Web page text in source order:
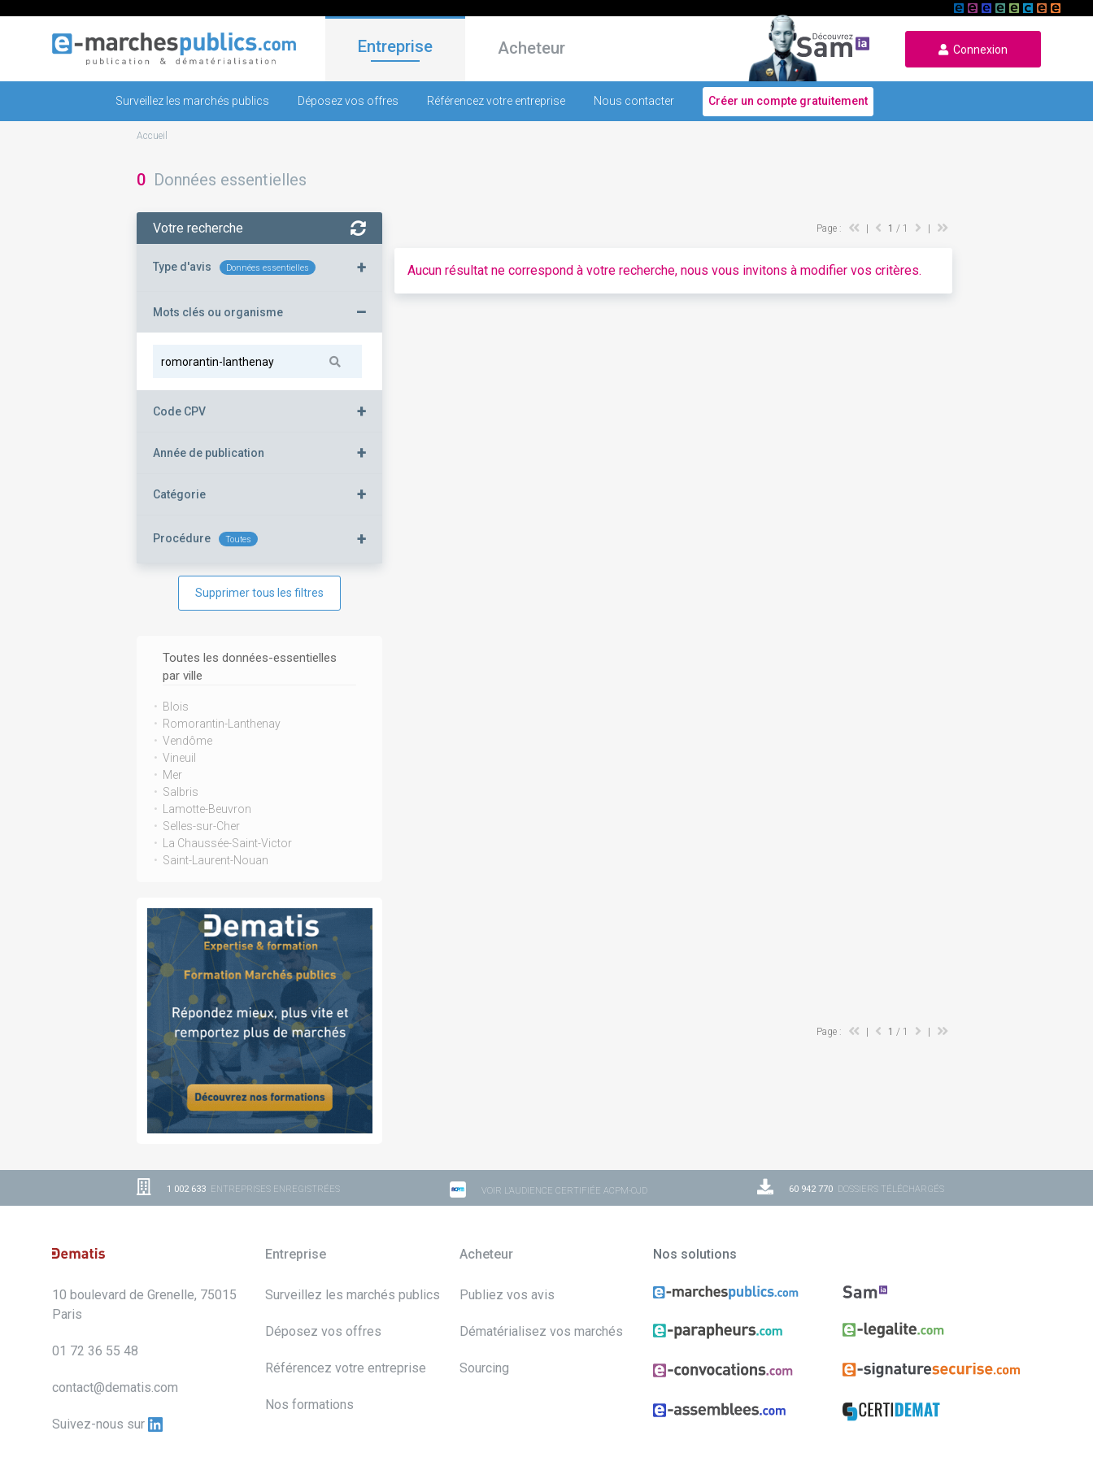
Entreprise Acheteur Connexion
Surveillez les marchés publics Déposez vos offres Référencez votre entreprise Nous contacter Créer un compte gratuitement
Accueil
0 Données essentielles
Votre recherche
Type d'avis Données essentielles +
Mots clés ou organisme –
Code CPV +
Année de publication +
Catégorie +
Procédure Toutes +
Supprimer tous les filtres
Toutes les données-essentielles
par ville
Blois
Romorantin-Lanthenay
Vendôme
Vineuil
Mer
Salbris
Lamotte-Beuvron
Selles-sur-Cher
La Chaussée-Saint-Victor
Saint-Laurent-Nouan
Page : 1 / 1
Aucun résultat ne correspond à votre recherche, nous vous invitons à modifier vos critères.
Page : 1 / 1
1 002 633 ENTREPRISES ENREGISTRÉES VOIR L'AUDIENCE CERTIFIÉE ACPM-OJD 60 942 770 DOSSIERS TÉLÉCHARGÉS
10 boulevard de Grenelle, 75015
Paris
01 72 36 55 48
contact@dematis.com
Suivez-nous sur
Entreprise
Surveillez les marchés publics
Déposez vos offres
Référencez votre entreprise
Nos formations
Acheteur
Publiez vos avis
Dématérialisez vos marchés
Sourcing
Nos solutions